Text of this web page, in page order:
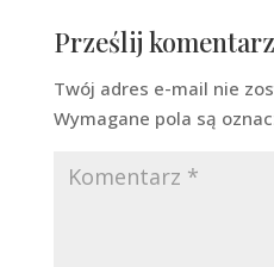
Prześlij komentarz
Twój adres e-mail nie
Wymagane pola są